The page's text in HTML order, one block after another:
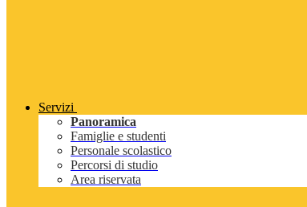
Servizi
Panoramica
Famiglie e studenti
Personale scolastico
Percorsi di studio
Area riservata